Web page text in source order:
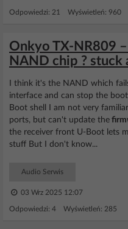
Odpowiedzi: 21 Wyświetleń: 960
Onkyo TX-NR809
NAND chip ? stuck
I think it's the NAND which
interface and can stop the
Boot shell I am not very
ports, but can't update the
the receiver front U-Boot lets
stuff But I don't know...
Audio Serwis
03 Wrz 2025 12:07
Odpowiedzi: 4 Wyświetleń: 285